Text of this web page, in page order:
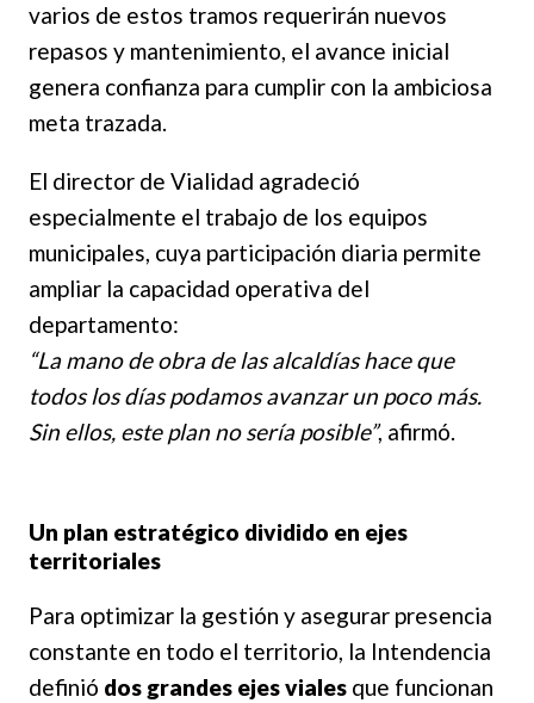
varios de estos tramos requerirán nuevos
repasos y mantenimiento, el avance inicial
genera confianza para cumplir con la ambiciosa
meta trazada.
El director de Vialidad agradeció
especialmente el trabajo de los equipos
municipales, cuya participación diaria permite
ampliar la capacidad operativa del
departamento:
“La mano de obra de las alcaldías hace que
todos los días podamos avanzar un poco más.
Sin ellos, este plan no sería posible”, afirmó.
Un plan estratégico dividido en ejes
territoriales
Para optimizar la gestión y asegurar presencia
constante en todo el territorio, la Intendencia
definió dos grandes ejes viales que funcionan